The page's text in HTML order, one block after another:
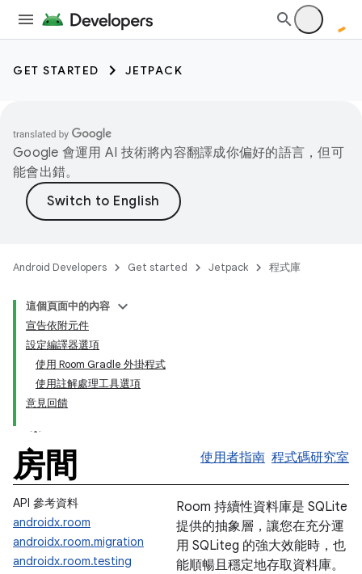
GET STARTED JETPACK
Google 會運用 AI 技術將內容翻譯成你偏好的語言，但可
能會出錯。
Android Developers Get started Jetpack 程式庫
這個頁面中的內容
宣告依附元件
設定編譯器選項
使用 Room Gradle 外掛程式
使用註解處理工具選項
意見回饋
房間 使用者指南 程式碼研究室
API 參考資料
androidx.room
androidx.room.migration
androidx.room.testing
Room 持續性資料庫是 SQLite
提供的抽象層，讓您在充分運
用 SQLiteg 的強大效能時，也
能順暢且穩定地存取資料庫。